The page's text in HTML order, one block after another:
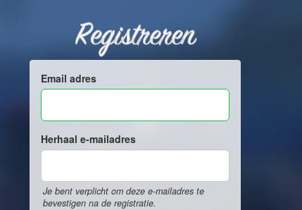
Registreren
Email adres
Herhaal e-mailadres
Je bent verplicht om deze e-mailadres te
bevestigen na de registratie.